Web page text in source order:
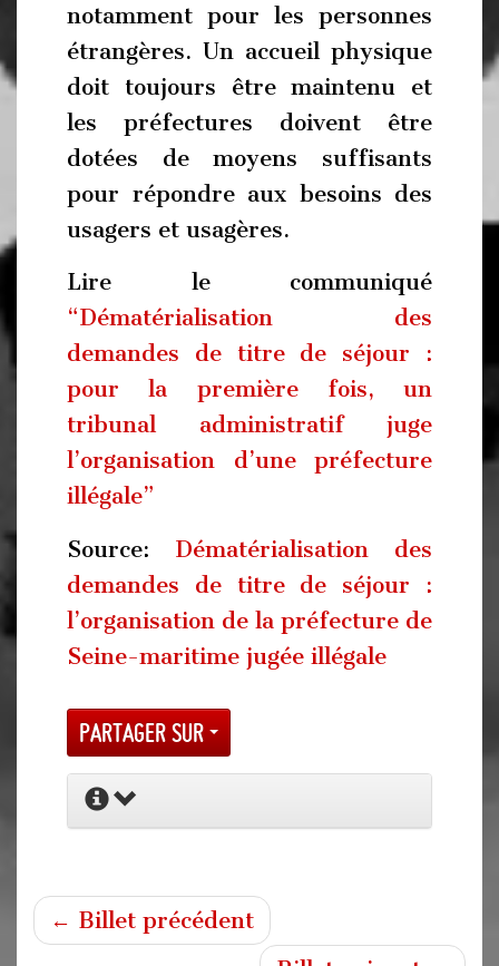
notamment pour les personnes
étrangères. Un accueil physique
doit toujours être maintenu et
les préfectures doivent être
dotées de moyens suffisants
pour répondre aux besoins des
usagers et usagères.
Lire le communiqué
“Dématérialisation des
demandes de titre de séjour :
pour la première fois, un
tribunal administratif juge
l’organisation d’une préfecture
illégale”
Source: Dématérialisation des
demandes de titre de séjour :
l’organisation de la préfecture de
Seine-maritime jugée illégale
Partager sur
← Billet précédent